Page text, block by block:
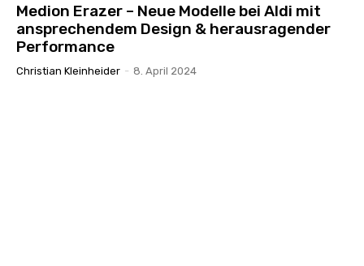
Medion Erazer – Neue Modelle bei Aldi mit
ansprechendem Design & herausragender
Performance
Christian Kleinheider - 8. April 2024